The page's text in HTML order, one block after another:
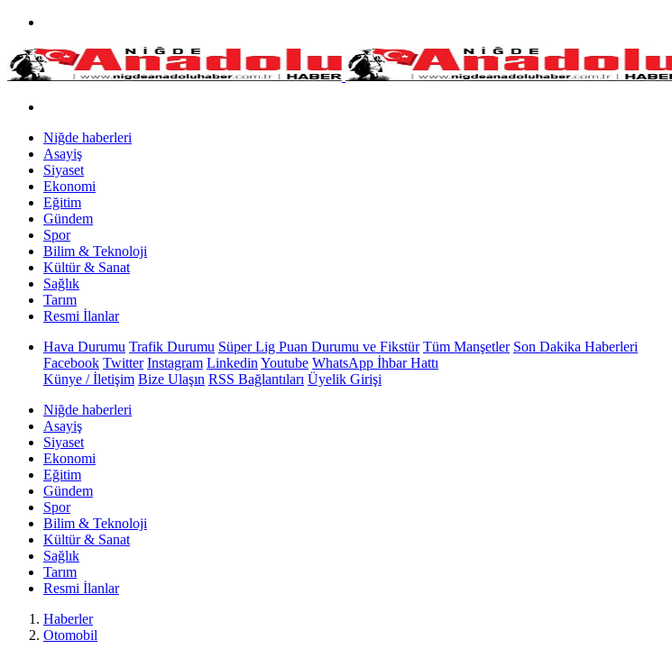
Niğde haberleri
Asayiş
Siyaset
Ekonomi
Eğitim
Gündem
Spor
Bilim & Teknoloji
Kültür & Sanat
Sağlık
Tarım
Resmi İlanlar
Hava Durumu Trafik Durumu Süper Lig Puan Durumu ve Fikstür Tüm Manşetler Son Dakika Haberleri
Facebook Twitter Instagram Linkedin Youtube WhatsApp İhbar Hattı
Künye / İletişim Bize Ulaşın RSS Bağlantıları Üyelik Girişi
Niğde haberleri
Asayiş
Siyaset
Ekonomi
Eğitim
Gündem
Spor
Bilim & Teknoloji
Kültür & Sanat
Sağlık
Tarım
Resmi İlanlar
Haberler
Otomobil